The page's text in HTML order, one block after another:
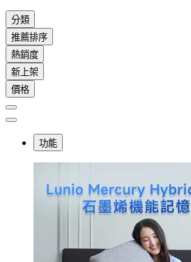
分類
推薦排序
熱銷度
新上架
價格
功能